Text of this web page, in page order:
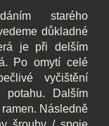
starého
důkladné
je při delším
Po omytí celé
vyčištění
potahu. Dalším
Následně